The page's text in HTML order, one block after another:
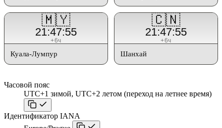
🇲🇾
21:47:55
+6ч
Куала-Лумпур
🇨🇳
21:47:55
+6ч
Шанхай
Часовой пояс
UTC+1 зимой, UTC+2 летом (переход на летнее время)
Идентификатор IANA